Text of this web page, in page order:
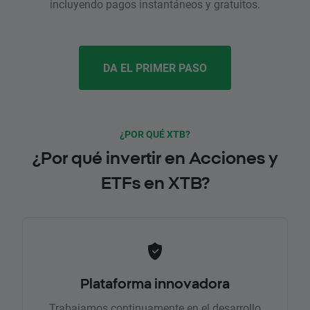
incluyendo pagos instantáneos y gratuitos.
DA EL PRIMER PASO
¿POR QUÉ XTB?
¿Por qué invertir en Acciones y
ETFs en XTB?
Plataforma innovadora